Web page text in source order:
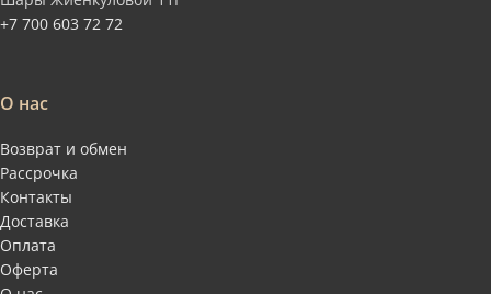
+7 700 603 72 72
О нас
Возврат и обмен
Рассрочка
Контакты
Доставка
Оплата
Оферта